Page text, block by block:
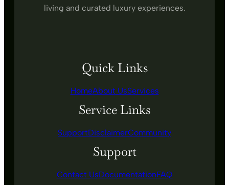
living and curated luxury experiences.
Quick Links
HomeAbout UsServices
Service Links
SupportDisclaimerCommunity
Support
Contact UsDocumentationFAQ